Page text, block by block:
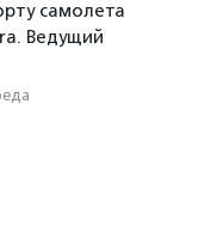
самолета
Ведущий